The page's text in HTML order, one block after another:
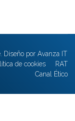
Diseño por Avanza IT
de cookies
RAT
Canal Ético